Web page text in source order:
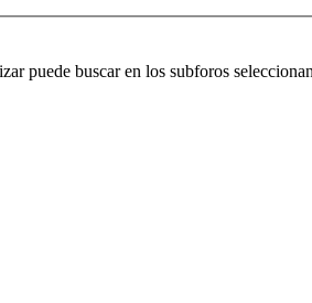
puede buscar en los subforos